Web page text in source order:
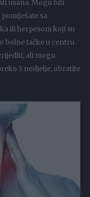
usana. Mogu biti
sa
ili herpesom koji su
bolne tačke u centru.
ali mogu
3 nedjelje, obratite